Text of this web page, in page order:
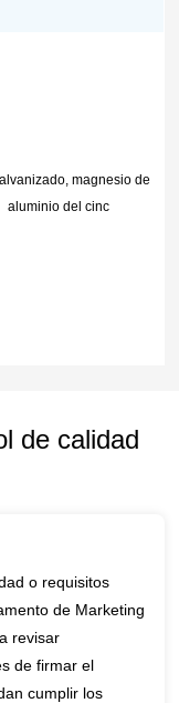
magnesio de
aluminio del cinc
de calidad
o requisitos
de Marketing
revisar
de firmar el
cumplir los